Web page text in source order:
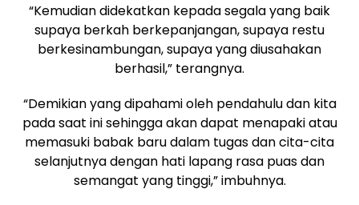
“Kemudian didekatkan kepada segala yang baik
supaya berkah berkepanjangan, supaya restu
berkesinambungan, supaya yang diusahakan
berhasil,” terangnya.
“Demikian yang dipahami oleh pendahulu dan kita
pada saat ini sehingga akan dapat menapaki atau
memasuki babak baru dalam tugas dan cita-cita
selanjutnya dengan hati lapang rasa puas dan
semangat yang tinggi,” imbuhnya.